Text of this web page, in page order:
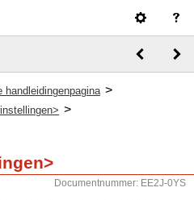
handleidingenpagina >
>
Documentnummer: EE2J-0YS